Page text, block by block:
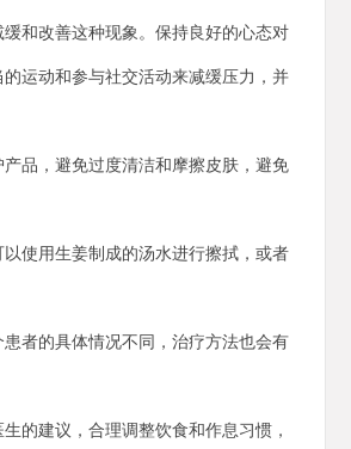
和改善这种现象。保持良好的心态对
运动和参与社交活动来减缓压力，并
品，避免过度清洁和摩擦皮肤，避免
使用生姜制成的汤水进行擦拭，或者
者的具体情况不同，治疗方法也会有
建议，合理调整饮食和作息习惯，